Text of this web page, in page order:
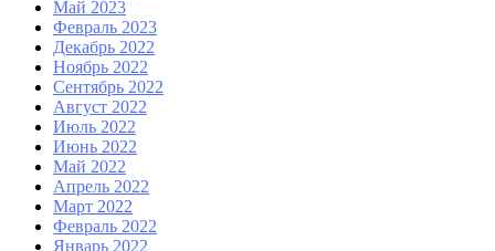
Май 2023
Февраль 2023
Декабрь 2022
Ноябрь 2022
Сентябрь 2022
Август 2022
Июль 2022
Июнь 2022
Май 2022
Апрель 2022
Март 2022
Февраль 2022
Январь 2022